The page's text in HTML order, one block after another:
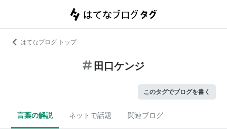
はてなブログ トップ
田口ケンジ
このタグでブログを書く
言葉の解説 ネットで話題 関連ブログ